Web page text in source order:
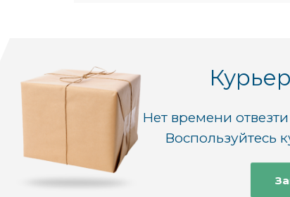
Нет времени
Воспользуйтесь